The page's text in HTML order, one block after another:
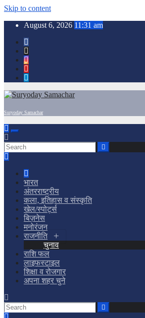
Skip to content
August 6, 2026 11:31 am
Suryoday Samachar
भारत
अंतरराष्ट्रीय
कला, इतिहास व संस्कृति
खेल/स्पोर्ट्स
बिज़नेस
मनोरंजन
राजनीति
चुनाव
राशि फल
लाइफस्टाइल
शिक्षा व रोजगार
अपना शहर चुने